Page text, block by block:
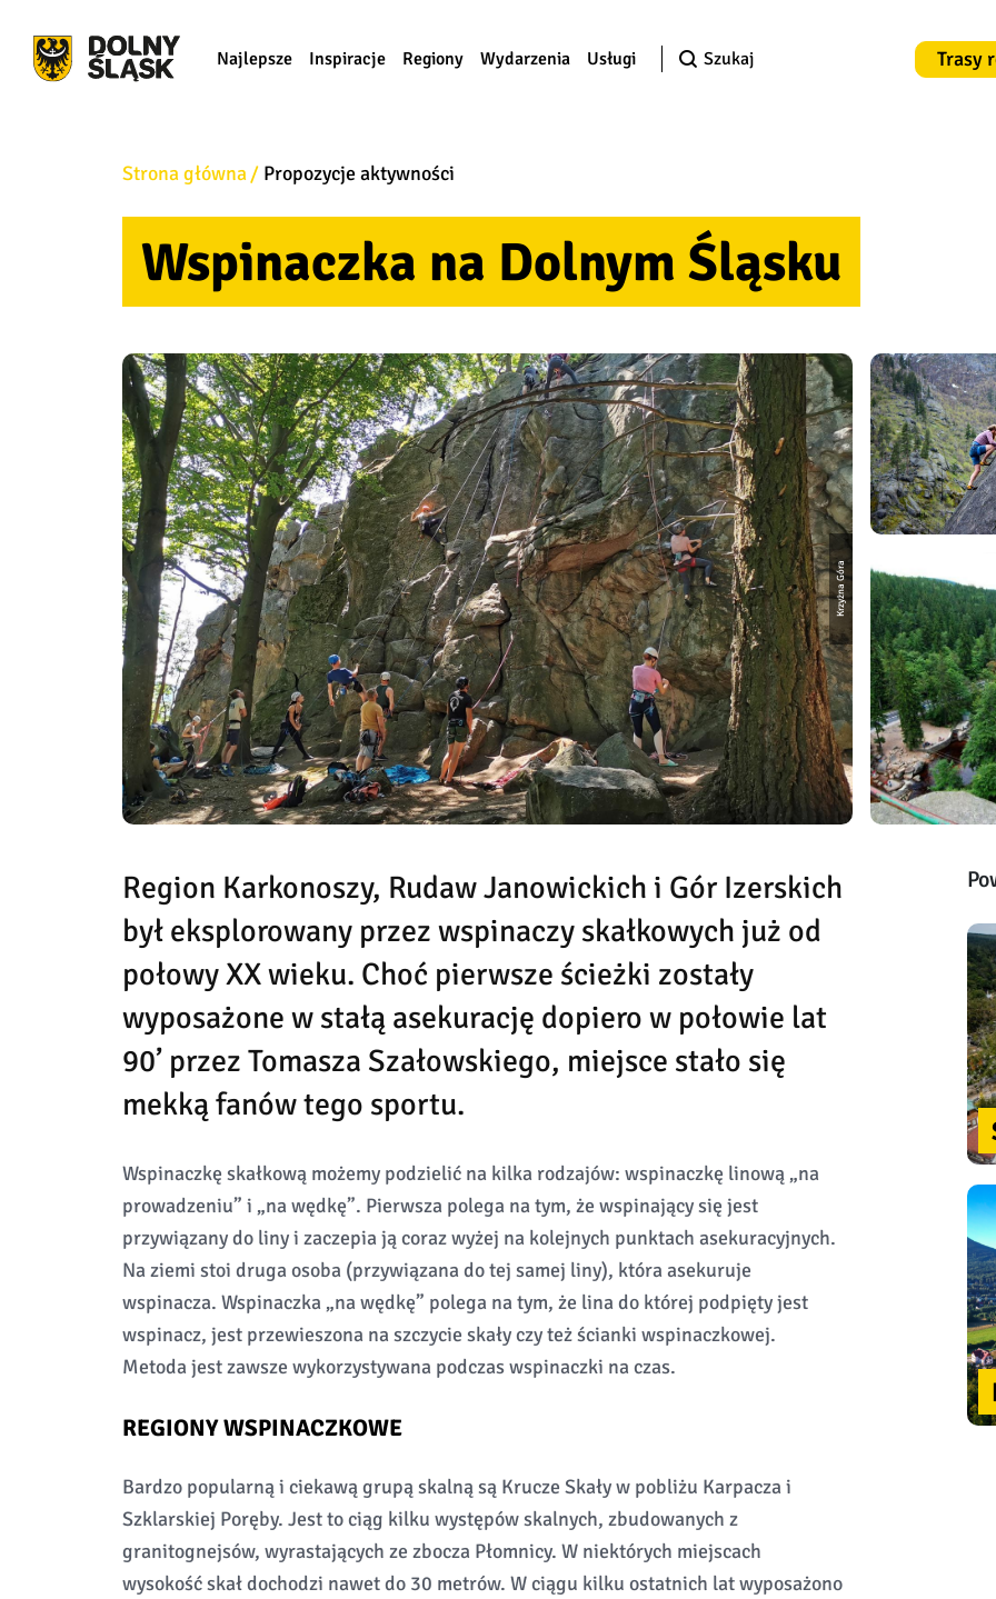
Najlepsze Inspiracje Regiony Wydarzenia Usługi Szukaj Trasy
Strona główna Propozycje aktywności
Wspinaczka na Dolnym Śląsku
Krzyżna Góra
Region Karkonoszy, Rudaw Janowickich i Gór Izerskich
był eksplorowany przez wspinaczy skałkowych już od
połowy XX wieku. Choć pierwsze ścieżki zostały
wyposażone w stałą asekurację dopiero w połowie lat
90’ przez Tomasza Szałowskiego, miejsce stało się
mekką fanów tego sportu.
Wspinaczkę skałkową możemy podzielić na kilka rodzajów: wspinaczkę linową „na
prowadzeniu” i „na wędkę”. Pierwsza polega na tym, że wspinający się jest
przywiązany do liny i zaczepia ją coraz wyżej na kolejnych punktach asekuracyjnych.
Na ziemi stoi druga osoba (przywiązana do tej samej liny), która asekuruje
wspinacza. Wspinaczka „na wędkę” polega na tym, że lina do której podpięty jest
wspinacz, jest przewieszona na szczycie skały czy też ścianki wspinaczkowej.
Metoda jest zawsze wykorzystywana podczas wspinaczki na czas.
REGIONY WSPINACZKOWE
Bardzo popularną i ciekawą grupą skalną są Krucze Skały w pobliżu Karpacza i
Szklarskiej Poręby. Jest to ciąg kilku występów skalnych, zbudowanych z
granitognejsów, wyrastających ze zbocza Płomnicy. W niektórych miejscach
wysokość skał dochodzi nawet do 30 metrów. W ciągu kilku ostatnich lat wyposażono